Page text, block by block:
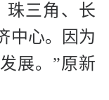
珠三角、长
中心。因为
展。”原新